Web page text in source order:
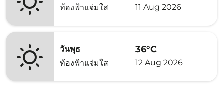
ท้องฟ้าแจ่มใส
11 Aug 2026
วันพุธ
ท้องฟ้าแจ่มใส
36°C
12 Aug 2026